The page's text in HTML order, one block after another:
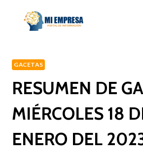
GACETAS
RESUMEN DE
MIÉRCOLES 18
ENERO DEL